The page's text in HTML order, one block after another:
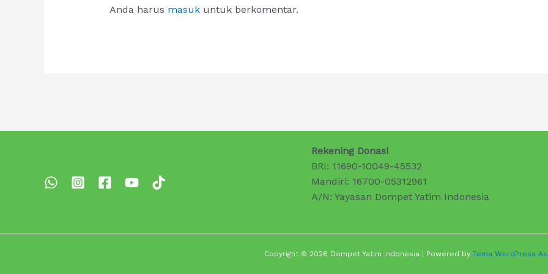
Anda harus masukuntuk berkomentar.
Rekening Donasi
BRI: 11690-10049-45532
Mandiri: 16700-05312961
A/N: Yayasan Dompet Yatim Indonesia
Copyright © 2026 Dompet Yatim Indonesia | Powered by Tema WordPress